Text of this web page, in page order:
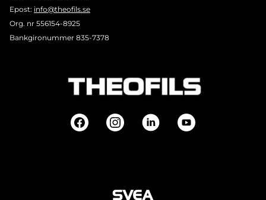
Epost: info@theofils.se
Org. nr 556154-8925
Bankgironummer 835-7378